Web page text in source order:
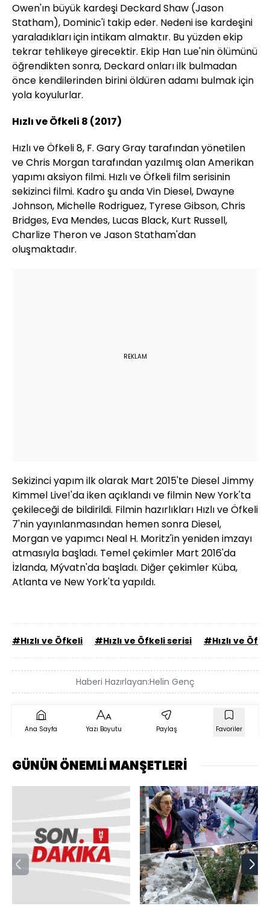
Owen'ın büyük kardeşi Deckard Shaw (Jason
Statham), Dominic'i takip eder. Nedeni ise kardeşini
yaraladıkları için intikam almaktır. Bu yüzden ekip
tekrar tehlikeye girecektir. Ekip Han Lue'nin ölümünü
öğrendikten sonra, Deckard onları ilk bulmadan
önce kendilerinden birini öldüren adamı bulmak için
yola koyulurlar.
Hızlı ve Öfkeli 8 (2017)
Hızlı ve Öfkeli 8, F. Gary Gray tarafından yönetilen
ve Chris Morgan tarafından yazılmış olan Amerikan
yapımı aksiyon filmi. Hızlı ve Öfkeli film serisinin
sekizinci filmi. Kadro şu anda Vin Diesel, Dwayne
Johnson, Michelle Rodriguez, Tyrese Gibson, Chris
Bridges, Eva Mendes, Lucas Black, Kurt Russell,
Charlize Theron ve Jason Statham'dan
oluşmaktadır.
REKLAM
Sekizinci yapım ilk olarak Mart 2015'te Diesel Jimmy
Kimmel Live!'da iken açıklandı ve filmin New York'ta
çekileceği de bildirildi. Filmin hazırlıkları Hızlı ve Öfkeli
7'nin yayınlanmasından hemen sonra Diesel,
Morgan ve yapımcı Neal H. Moritz'in yeniden imzayı
atmasıyla başladı. Temel çekimler Mart 2016'da
İzlanda, Mývatn'da başladı. Diğer çekimler Küba,
Atlanta ve New York'ta yapıldı.
#Hızlı ve Öfkeli #Hızlı ve Öfkeli serisi #Hızlı ve
Haberi Hazırlayan:Helin Genç
Ana Sayfa Yazı Boyutu Paylaş Favoriler
GÜNÜN ÖNEMLİ MANŞETLERİ